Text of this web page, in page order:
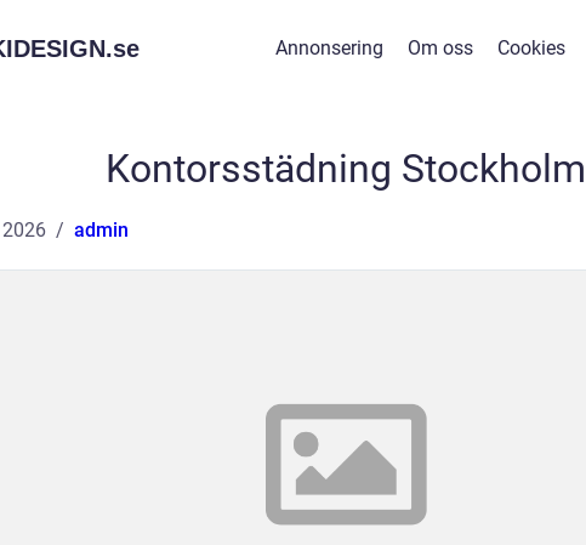
se Annonsering Om oss Cookies
Kontorsstädning Stockholm
admin